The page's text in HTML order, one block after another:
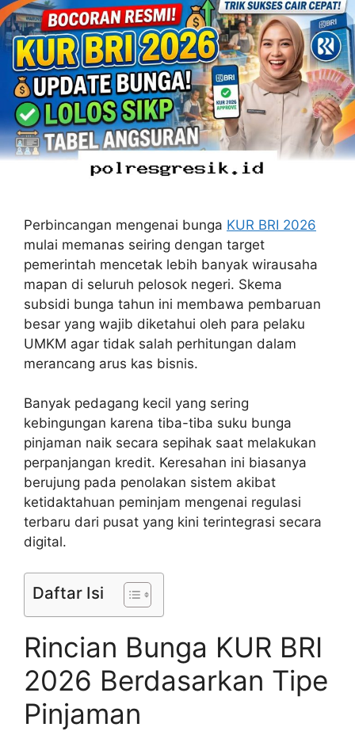
Perbincangan mengenai bunga KUR BRI 2026
mulai memanas seiring dengan target
pemerintah mencetak lebih banyak wirausaha
mapan di seluruh pelosok negeri. Skema
subsidi bunga tahun ini membawa pembaruan
besar yang wajib diketahui oleh para pelaku
UMKM agar tidak salah perhitungan dalam
merancang arus kas bisnis.
Banyak pedagang kecil yang sering
kebingungan karena tiba-tiba suku bunga
pinjaman naik secara sepihak saat melakukan
perpanjangan kredit. Keresahan ini biasanya
berujung pada penolakan sistem akibat
ketidaktahuan peminjam mengenai regulasi
terbaru dari pusat yang kini terintegrasi secara
digital.
Daftar Isi
Rincian Bunga KUR BRI
2026 Berdasarkan Tipe
Pinjaman